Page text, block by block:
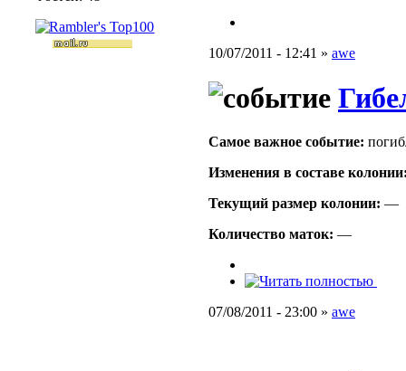
10/07/2011 - 12:41 » awe
Самое важное событие:
Изменения в составе
Текущий размер кoлонии: —
Количество маток: —
07/08/2011 - 23:00 » awe